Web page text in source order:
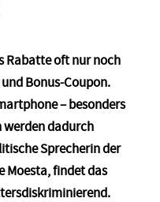
Rabatte oft nur noch
Bonus-Coupon.
– besonders
werden dadurch
Sprecherin der
Moesta, findet das